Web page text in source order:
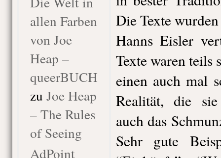
allen Farben
von Joe
Heap –
queerBUCH
zu Joe Heap
– The Rules
of Seeing
AdPoint
Die Texte
Hanns Eisler
Texte waren teils
einen auch mal
Realität, die
auch das
Sehr gute